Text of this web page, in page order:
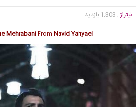
تیتراژ , 1,303 بازدید
MehrabaniFrom Navid Yahyaei